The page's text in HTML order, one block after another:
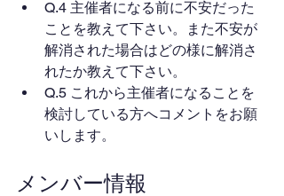
Q.4 主催者になる前に不安だった
ことを教えて下さい。また不安が
解消された場合はどの様に解消さ
れたか教えて下さい。
Q.5 これから主催者になることを
検討している方へコメントをお願
いします。
メンバー情報